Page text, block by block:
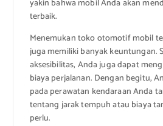
yakin bahwa mobil Anda akan
terbaik.
Menemukan toko otomotif mobil
juga memiliki banyak keuntungan.
aksesibilitas, Anda juga dapat
biaya perjalanan. Dengan begitu,
pada perawatan kendaraan Anda
tentang jarak tempuh atau biaya
perlu.